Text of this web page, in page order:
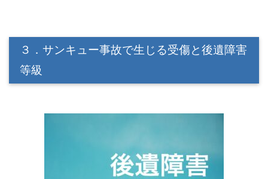
３．サンキュー事故で生じる受傷と後遺障害
等級